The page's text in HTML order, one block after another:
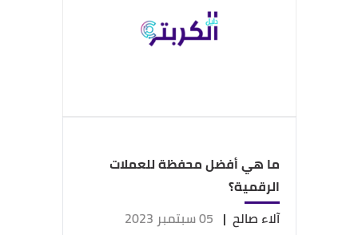
ما هي أفضل محفظة للعملات
الرقمية؟
آلاء صالح | 05 سبتمبر 2023